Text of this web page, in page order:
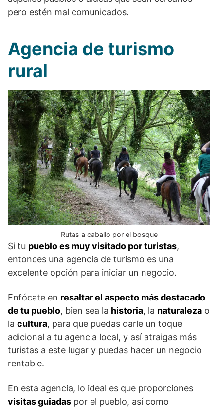
pero estén mal comunicados.
Agencia de turismo
rural
Rutas a caballo por el bosque
Si tu pueblo es muy visitado por turistas,
entonces una agencia de turismo es una
excelente opción para iniciar un negocio.
Enfócate en resaltar el aspecto más destacado
de tu pueblo, bien sea la historia, la naturaleza o
la cultura, para que puedas darle un toque
adicional a tu agencia local, y así atraigas más
turistas a este lugar y puedas hacer un negocio
rentable.
En esta agencia, lo ideal es que proporciones
visitas guiadas por el pueblo, así como